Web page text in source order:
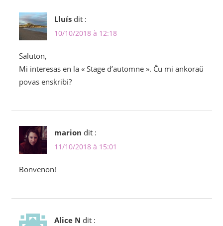
Lluís dit :
10/10/2018 à 12:18
Saluton,
Mi interesas en la « Stage d’automne ». Ĉu mi ankoraŭ
povas enskribi?
marion dit :
11/10/2018 à 15:01
Bonvenon!
Alice N dit :